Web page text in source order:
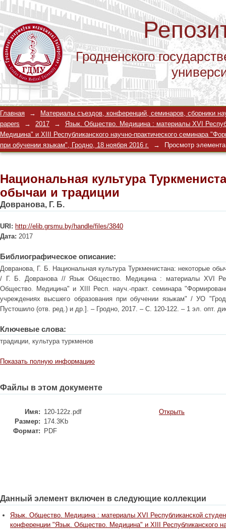
Гродненского
Национальная культура
Главная →
Материалы съездов, конференций, семинаров, сборники
papers
→ 2017 →
Язык. Общество. Медицина : материалы XVI
Медицина" и XIII Республиканского научно-практического семинара
при обучении языкам", Гродно, 18 ноября 2016 г.
→ Просмотр элемента
Национальная культура
обычаи и традиции
Довранова, Г. Б.
URI: http://elib.grsmu.by/handle/files/3840
Дата: 2017
Библиографическое описание:
Довранова, Г. Б. Национальная культура Туркменистана: некоторые
/ Г. Б. Довранова // Язык Общество. Медицина : материалы XVI
Общество. Медицина" и XIII Респ. науч.-практ. семинара
учреждениях высшего образования при обучении языкам" / УО
Пустошило (отв. ред.) и др.]. – Гродно, 2017. – С. 120-122. – 1 эл. опт.
Ключевые слова:
традиции, культура туркменов
Показать полную информацию
Файлы в этом документе
Имя: 120-122z.pdf
Размер: 174.3Kb
Формат:
PDF
Открыть
Данный элемент включен в следующие коллекции
Язык. Общество. Медицина : материалы XVI Республиканской
конференции "Язык. Общество. Медицина" и XIII Республиканского